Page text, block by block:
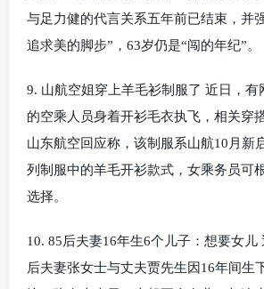
与足力健的代言关系五年前已结束，并
追求美的脚步”，63岁仍是“闯的年纪”。
9. 山航空姐穿上羊毛衫制服了 近日，有
的空乘人员身着开衫毛衣执飞，相关穿
山东航空回应称，该制服系山航10月新
列制服中的羊毛开衫款式，女乘务员可
选择。
10. 85后夫妻16年生6个儿子：想要女儿
后夫妻张女士与丈夫贾先生因16年间生